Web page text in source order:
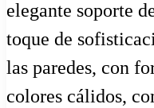
elegante soporte
toque de
las paredes, con
colores cálidos,